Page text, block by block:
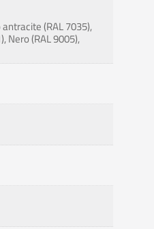
antracite (RAL 7035),
Nero (RAL 9005),